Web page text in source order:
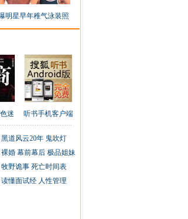
明星早年稚气泳装照
迷 听书手机客户端
黑道风云20年 鬼吹灯
裸婚 幕前幕后 极品姐妹
牧野诡事 死亡时间表
读懂面试经 人性管理